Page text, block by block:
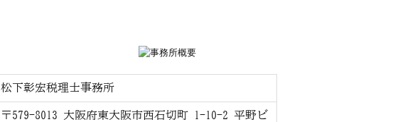
松下彰宏税理士事務所
〒579-8013 大阪府東大阪市西石切町 1-10-2 平野ビ